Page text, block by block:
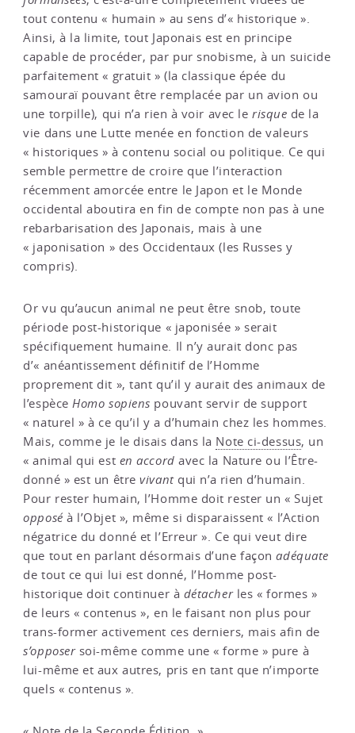
tout contenu « humain » au sens d’« historique ».
Ainsi, à la limite, tout Japonais est en principe
capable de procéder, par pur snobisme, à un suicide
parfaitement « gratuit » (la classique épée du
samouraï pouvant être remplacée par un avion ou
une torpille), qui n’a rien à voir avec le risque de la
vie dans une Lutte menée en fonction de valeurs
« historiques » à contenu social ou politique. Ce qui
semble permettre de croire que l’interaction
récemment amorcée entre le Japon et le Monde
occidental aboutira en fin de compte non pas à une
rebarbarisation des Japonais, mais à une
« japonisation » des Occidentaux (les Russes y
compris).
Or vu qu’aucun animal ne peut être snob, toute
période post-historique « japonisée » serait
spécifiquement humaine. Il n’y aurait donc pas
d’« anéantissement définitif de l’Homme
proprement dit », tant qu’il y aurait des animaux de
l’espèceHomo sopiens pouvant servir de support
« naturel » à ce qu’il y a d’humain chez les hommes.
Mais, comme je le disais dans la Note ci-dessus, un
« animal qui est en accord avec la Nature ou l’Être-
donné » est un êtrevivantqui n’a rien d’humain.
Pour rester humain, l’Homme doit rester un « Sujet
opposéà l’Objet », même si disparaissent « l’Action
négatrice du donné et l’Erreur ». Ce qui veut dire
que tout en parlant désormais d’une façonadéquate
de tout ce qui lui est donné, l’Homme post-
historique doit continuer à détacherles « formes »
de leurs « contenus », en le faisant non plus pour
trans-former activement ces derniers, mais afin de
s’opposersoi-même comme une « forme » pure à
lui-même et aux autres, pris en tant que n’importe
quels « contenus ».